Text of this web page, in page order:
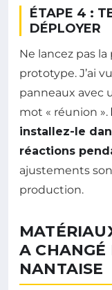
ÉTAPE 4 :
DÉPLOYER
Ne lancez pas
prototype. J’ai
panneaux avec
mot « réunion ».
installez-le
réactions
ajustements
production.
A CHANGÉ
NANTAISE